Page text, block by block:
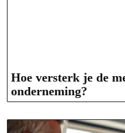
Hoe versterk je de
onderneming?